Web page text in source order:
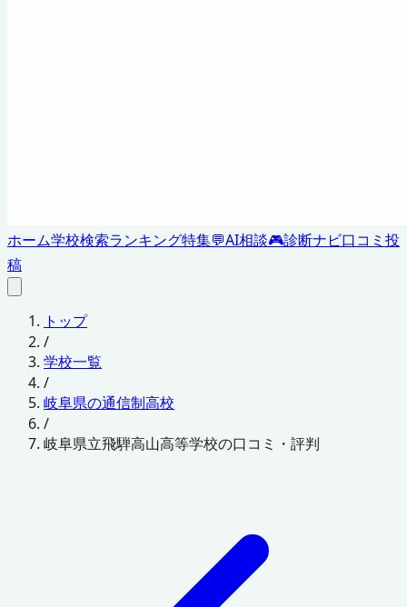
ホーム学校検索ランキング特集💬AI相談🎮診断ナビ口コミ投
稿
トップ
/
学校一覧
/
岐阜県の通信制高校
/
岐阜県立飛騨高山高等学校の口コミ・評判